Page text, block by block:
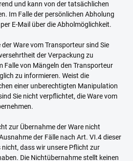
und kann von der tatsächlichen
Im Falle der persönlichen Abholung
E-Mail über die Abholmöglichkeit.
der Ware vom Transporteur sind Sie
der Verpackung zu
Falle von Mängeln den Transporteur
zu informieren. Weist die
einer unberechtigten Manipulation
Sie nicht verpflichtet, die Ware vom
zur Übernahme der Ware nicht
der Fälle nach Art. VI.4 dieser
nicht, dass wir unsere Pflicht zur
Die Nichtübernahme stellt keinen